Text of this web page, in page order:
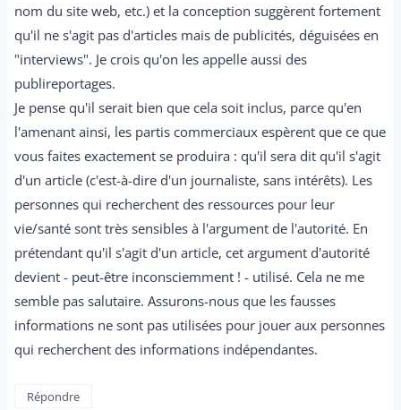
nom du site web, etc.) et la conception suggèrent fortement
qu'il ne s'agit pas d'articles mais de publicités, déguisées en
"interviews". Je crois qu'on les appelle aussi des
publireportages.
Je pense qu'il serait bien que cela soit inclus, parce qu'en
l'amenant ainsi, les partis commerciaux espèrent que ce que
vous faites exactement se produira : qu'il sera dit qu'il s'agit
d'un article (c'est-à-dire d'un journaliste, sans intérêts). Les
personnes qui recherchent des ressources pour leur
vie/santé sont très sensibles à l'argument de l'autorité. En
prétendant qu'il s'agit d'un article, cet argument d'autorité
devient - peut-être inconsciemment ! - utilisé. Cela ne me
semble pas salutaire. Assurons-nous que les fausses
informations ne sont pas utilisées pour jouer aux personnes
qui recherchent des informations indépendantes.
Répondre